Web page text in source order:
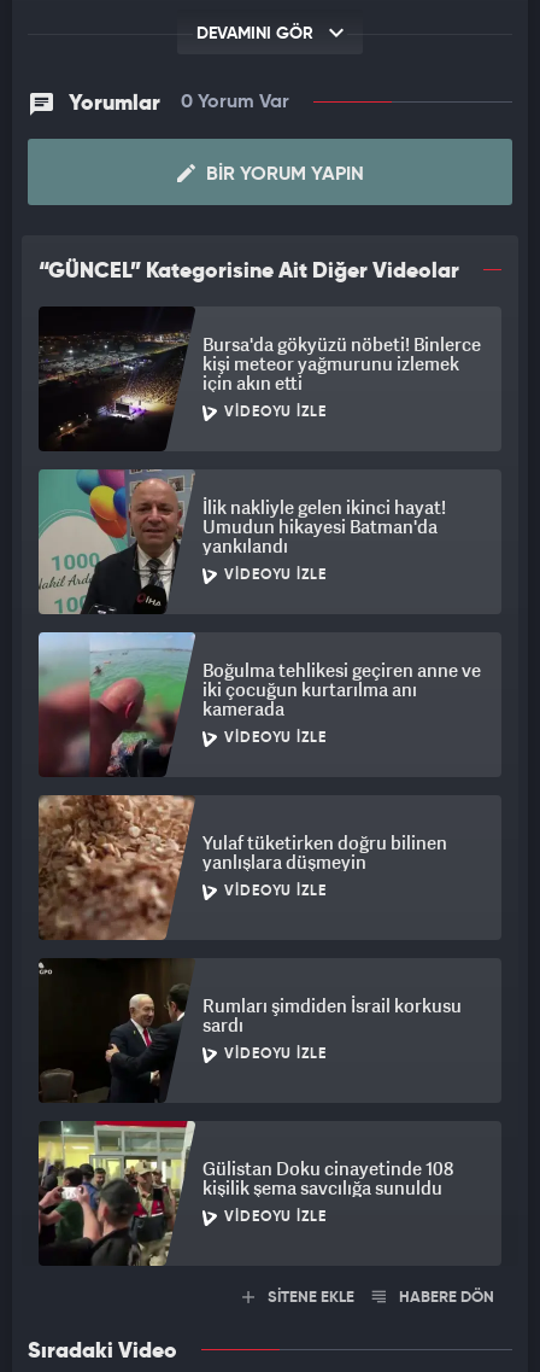
otomobil, henüz bilinmeyen bir nedenle seyir halindeki 01 ACC
kişiler arasında tartışma çıktı.
TARAFLARIN BİRBİRLERİNE SALDIRDIĞI GÖRÜLDÜ
Kısa sürede büyüyen tartışma kadınların da karıştığı kavgaya
tarafından cep telefonu kamerasıyla görüntülendi.
Görüntülerde tarafların birbirlerine saldırdığı ve çevredekilerin
kavgayı ayırmaya çalıştığı görüldü.
Kavganın ardından tarafların araçlarına binerek olay yerinden
ayrıldı.
DEVAMINI GÖR
Yorumlar 0 Yorum Var
BIR YORUM YAPIN
“GÜNCEL” Kategorisine Ait Diğer Videolar
Bursa'da gökyüzü nöbeti! Binlerce
kişi meteor yağmurunu izlemek
için akın etti
VIDEOYU İZLE
İlik nakliyle gelen ikinci hayat!
Umudun hikayesi Batman'da
yankılandı
VIDEOYU İZLE
Boğulma tehlikesi geçiren anne ve
iki çocuğun kurtarılma anı
kamerada
VIDEOYU İZLE
Yulaf tüketirken doğru bilinen
yanlışlara düşmeyin
VIDEOYU İZLE
Rumları şimdiden İsrail korkusu
sardı
VIDEOYU İZLE
Gülistan Doku cinayetinde 108
kişilik şema savcılığa sunuldu
VIDEOYU İZLE
SİTENE EKLE HABERE DÖN
Sıradaki Video